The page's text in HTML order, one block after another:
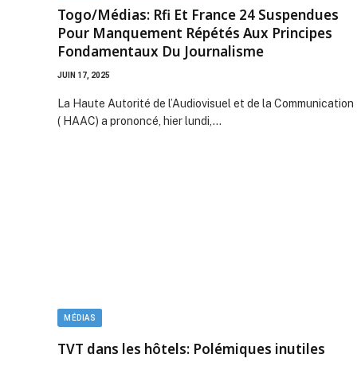
Togo/Médias: Rfi Et France 24 Suspendues
Pour Manquement Répétés Aux Principes
Fondamentaux Du Journalisme
JUIN 17, 2025
La Haute Autorité de l’Audiovisuel et de la Communication
( HAAC) a prononcé, hier lundi,…
MÉDIAS
TVT dans les hôtels: Polémiques inutiles